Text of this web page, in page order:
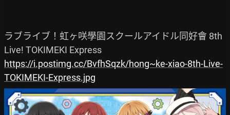
ラブライブ！虹ヶ咲學園スクールアイドル同好會 8th
https://i.postimg.cc/BvfhSqzk/hong~ke-xiao-8th-Live-
TOKIMEKI-Express.jpg